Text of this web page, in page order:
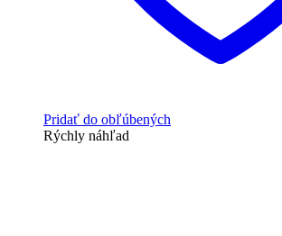
Pridať do obľúbených
Rýchly náhľad